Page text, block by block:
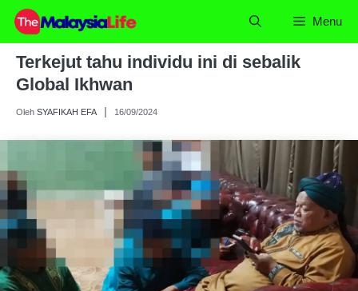
Skip
content
Menu
Terkejut tahu individu ini di sebalik
Global Ikhwan
Oleh SYAFIKAH EFA 16/09/2024